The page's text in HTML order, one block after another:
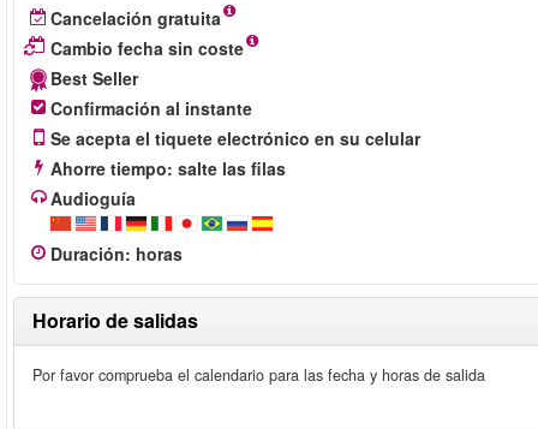
Cancelación gratuita
Cambio fecha sin coste
Best Seller
Confirmación al instante
Se acepta el tiquete electrónico en su celular
Ahorre tiempo: salte las filas
Audioguía
Duración: horas
Horario de salidas
Por favor comprueba el calendario para las fecha y horas de salida